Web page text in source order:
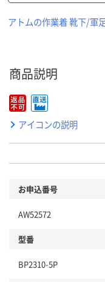
アトムの作業着 靴下/軍
商品説明
アイコンの説明
お申込番号
AW52572
型番
BP2310-5P